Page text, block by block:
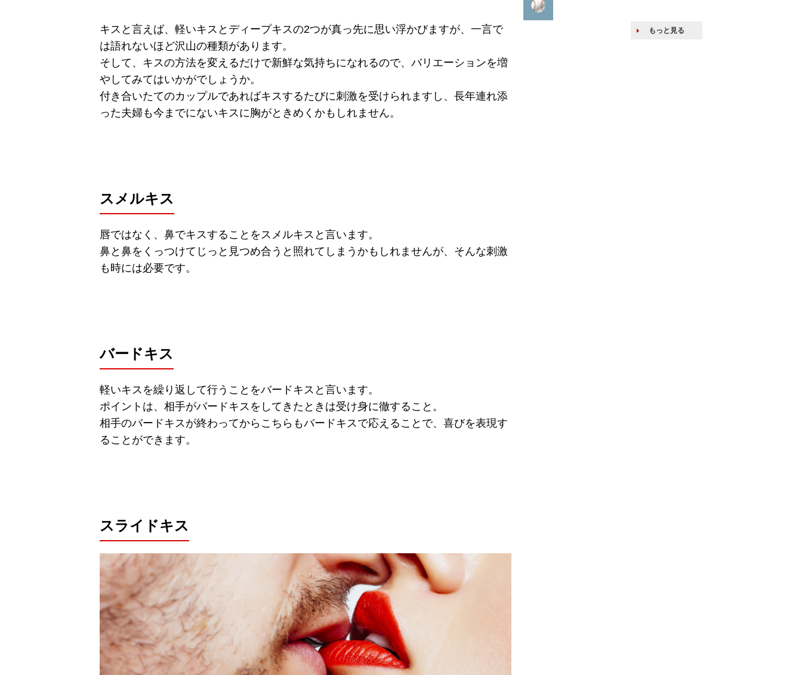
キスと言えば、軽いキスとディープキスの2つが真っ先に思い浮かびますが、一言で
は語れないほど沢山の種類があります。
そして、キスの方法を変えるだけで新鮮な気持ちになれるので、バリエーションを増
やしてみてはいかがでしょうか。
付き合いたてのカップルであればキスするたびに刺激を受けられますし、長年連れ添
った夫婦も今までにないキスに胸がときめくかもしれません。
スメルキス
唇ではなく、鼻でキスすることをスメルキスと言います。
鼻と鼻をくっつけてじっと見つめ合うと照れてしまうかもしれませんが、そんな刺激
も時には必要です。
バードキス
軽いキスを繰り返して行うことをバードキスと言います。
ポイントは、相手がバードキスをしてきたときは受け身に徹すること。
相手のバードキスが終わってからこちらもバードキスで応えることで、喜びを表現す
ることができます。
スライドキス
もっと見る